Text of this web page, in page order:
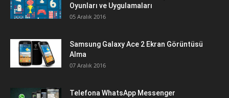
Oyunları ve Uygulamaları
05 Aralık 2016
Samsung Galaxy Ace 2 Ekran Görüntüsü
Alma
07 Aralık 2016
Telefona WhatsApp Messenger